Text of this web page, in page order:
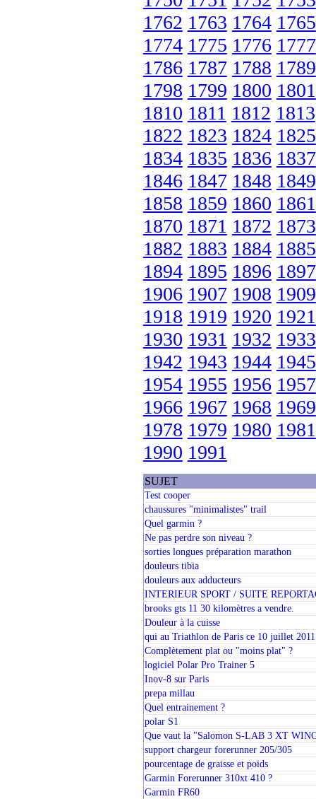
1762 1763 1764 1765
1774 1775 1776 1777
1786 1787 1788 1789
1798 1799 1800 1801
1810 1811 1812 1813
1822 1823 1824 1825
1834 1835 1836 1837
1846 1847 1848 1849
1858 1859 1860 1861
1870 1871 1872 1873
1882 1883 1884 1885
1894 1895 1896 1897
1906 1907 1908 1909
1918 1919 1920 1921
1930 1931 1932 1933
1942 1943 1944 1945
1954 1955 1956 1957
1966 1967 1968 1969
1978 1979 1980 1981
1990 1991
SUJET
Test cooper
chaussures "minimalistes" trail
Quel garmin ?
Ne pas perdre son niveau ?
sorties longues préparation marathon
douleurs tibia
douleurs aux adducteurs
INTERIEUR SPORT / SUITE
brooks gts 11 30 kilomètres a vendre.
Douleur à la cuisse
qui au Triathlon de Paris ce 10 juillet 2011
Complètement plat ou "moins plat" ?
logiciel Polar Pro Trainer 5
Inov-8 sur Paris
prepa millau
Quel entrainement ?
polar S1
Que vaut la "Salomon S-LAB 3 XT
support chargeur forerunner 205/305
pourcentage de graisse et poids
Garmin Forerunner 310xt 410 ?
Garmin FR60